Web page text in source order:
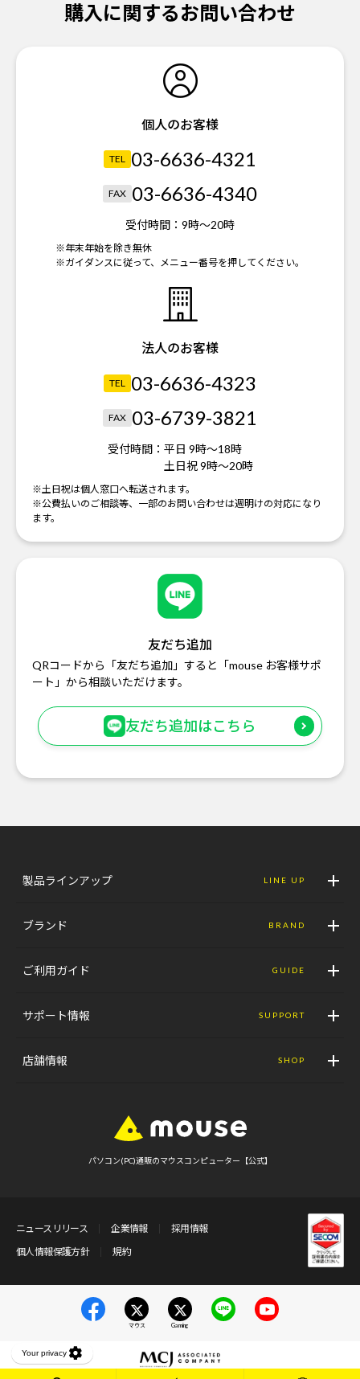
購入に関するお問い合わせ
個人のお客様
TEL 03-6636-4321
FAX 03-6636-4340
受付時間： 9時～20時
※年末年始を除き無休
※ガイダンスに従って、メニュー番号を押してください。
法人のお客様
TEL 03-6636-4323
FAX 03-6739-3821
受付時間： 平日 9時～18時
土日祝 9時～20時
※土日祝は個人窓口へ転送されます。
※公費払いのご相談等、一部のお問い合わせは週明けの対応になり
ます。
友だち追加
QRコードから「友だち追加」すると「mouse お客様サポ
ート」から相談いただけます。
友だち追加はこちら
製品ラインアップ LINE UP
ブランド BRAND
ご利用ガイド GUIDE
サポート情報 SUPPORT
店舗情報 SHOP
パソコン(PC)通販のマウスコンピューター【公式】
ニュースリリース 企業情報
採用情報
個人情報保護方針
規約
マウス Gaming